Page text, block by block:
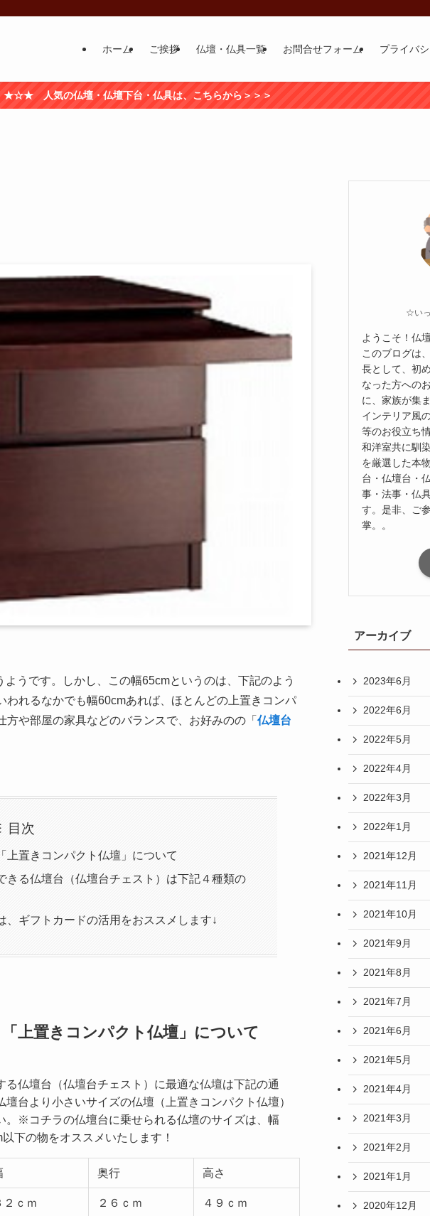
ホーム ご挨拶 仏壇・仏具一覧 お問合せフォーム プライバ
★☆★ 人気の仏壇・仏壇下台・仏具は、こちらから＞＞＞
うです。しかし、この幅65cmというのは、下記のよう
れるなかでも幅60cmあれば、ほとんどの上置きコンパ
や部屋の家具などのバランスで、お好みのの「 仏壇台
目次
上置きコンパクト仏壇」について
きる仏壇台（仏壇台チェスト）は下記４種類の
ギフトカードの活用をおススメします↓
上置きコンパクト仏壇」について
る仏壇台（仏壇台チェスト）に最適な仏壇は下記の通
壇台より小さいサイズの仏壇（上置きコンパクト仏壇）
。※コチラの仏壇台に乗せられる仏壇のサイズは、幅
下の物をオススメいたします！
奥行 高さ
２ｃｍ ２６ｃｍ ４９ｃｍ
☆い
ようこそ！仏
このブログは
長として、初
なった方への
に、家族が集
インテリア風
等のお役立ち
和洋室共に馴
を厳選した本
台・仏壇台・
事・法事・仏
す。是非、ご
掌。。
アーカイブ
2023年6月
2022年6月
2022年5月
2022年4月
2022年3月
2022年1月
2021年12月
2021年11月
2021年10月
2021年9月
2021年8月
2021年7月
2021年6月
2021年5月
2021年4月
2021年3月
2021年2月
2021年1月
2020年12月